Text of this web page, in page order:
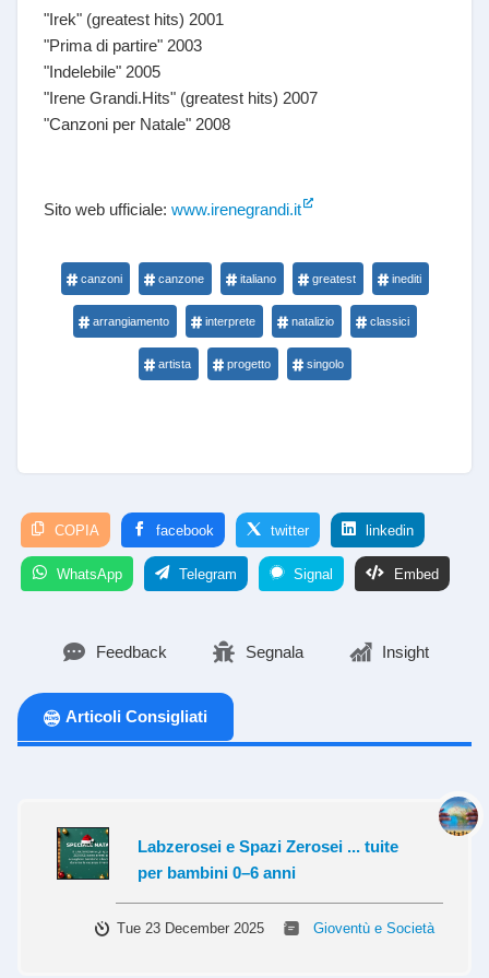
"Irek" (greatest hits) 2001
"Prima di partire" 2003
"Indelebile" 2005
"Irene Grandi.Hits" (greatest hits) 2007
"Canzoni per Natale" 2008
Sito web ufficiale: www.irenegrandi.it
canzoni canzone italiano greatest inediti
arrangiamento interprete natalizio classici
artista progetto singolo
COPIA facebook twitter linkedin
WhatsApp Telegram Signal Embed
Feedback Segnala Insight
Articoli Consigliati
Labzerosei e Spazi Zerosei ... tuite
per bambini 0–6 anni
Tue 23 December 2025 Gioventù e Società